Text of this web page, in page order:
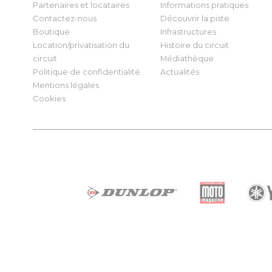
Partenaires et locataires
Contactez-nous
Boutique
Location/privatisation du
circuit
Politique de confidentialité
Mentions légales
Cookies
Informations pratiques
Découvrir la piste
Infrastructures
Histoire du circuit
Médiathèque
Actualités